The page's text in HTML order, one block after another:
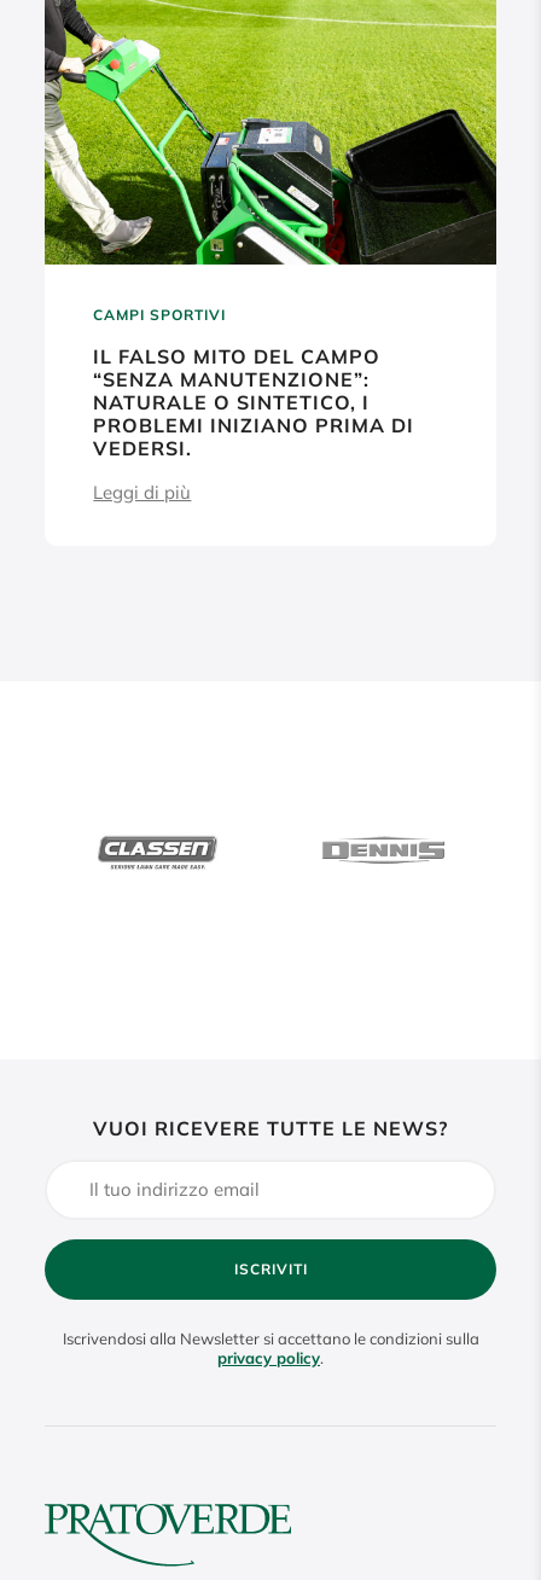
CAMPI SPORTIVI
IL FALSO MITO DEL CAMPO
“SENZA MANUTENZIONE”:
NATURALE O SINTETICO, I
PROBLEMI INIZIANO PRIMA DI
VEDERSI.
Leggi di più
VUOI RICEVERE TUTTE LE NEWS?
ISCRIVITI
Iscrivendosi alla Newsletter si accettano le condizioni sulla
privacy policy.